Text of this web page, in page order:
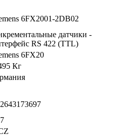
6FX2001-2DB02
датчики -
RS 422 (TTL)
6FX20
Кг